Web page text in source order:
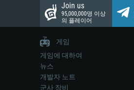
Join us
95,000,000명 이상
의 플레이어
게임
게임에 대하여
뉴스
개발자 노트
군사 장비